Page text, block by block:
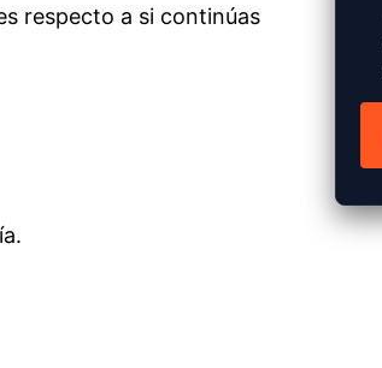
respecto a si continúas